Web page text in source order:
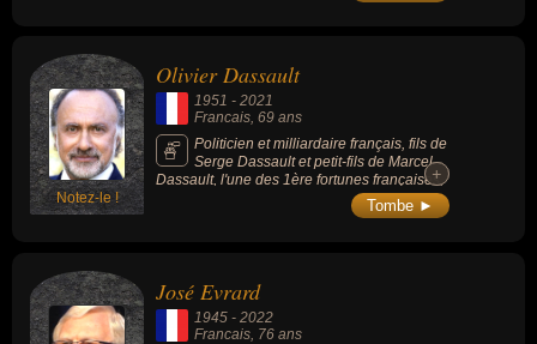
Notez-le !
Olivier Dassault
1951 - 2021
Francais, 69 ans
Politicien et milliardaire français, fils de
Serge Dassault et petit-fils de Marcel
Dassault, l'une des 1ère fortunes françaises,
le magazine Forbes le classe 361e fortune
mondiale en 2020, à égalité avec ses deux
+
+
Tombe ►
José Evrard
1945 - 2022
Francais , 76 ans